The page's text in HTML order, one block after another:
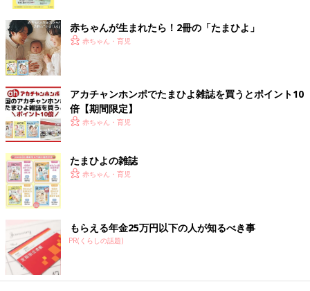
ネスレ ミロ
子どもから大人までみんな大好きなミロ。どこにでも売っていま
すが、コストコは安いです。大容量パックなので家族みんなで飲
めます。不定期で値下げになる期間もあるので、そのときを狙っ
て買えば、とてもおトクに入手することができますよ。
豚ひき肉
コストコのひき肉はイチオシ！100g当りの価格が安いうえに赤
身率が高いから、「焼いていて脂ばかり出てきて食べる分が少な
い」ということもないので、スーパーで買うより断然おトクで
す。
2～3kgのパックだから冷凍必須で、我が家ではパックの半量は
ハンバーグや焼売などを作る用に分けて冷凍保存。もう半量は購
入後、すぐにフライパンで一気に炒めて、甘辛く味付けした肉そ
ぼろを大量に作りおきしています。白いごはんにかけたり、炒り
赤ちゃんが生まれたら！2冊の「たまひよ」
赤ちゃん・育児
アカチャンホンポでたまひよ雑誌を買うとポイント10
倍【期間限定】
赤ちゃん・育児
たまひよの雑誌
赤ちゃん・育児
もらえる年金25万円以下の人が知るべき事
PR(くらしの話題)